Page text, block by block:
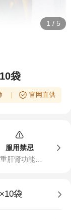
1 / 5
袋
官网直供
服用禁忌
严重肝肾功能不全者禁用。
袋